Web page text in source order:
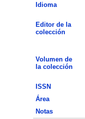
Idioma
Editor de la
colección
Volumen de
la colección
ISSN
Área
Notas